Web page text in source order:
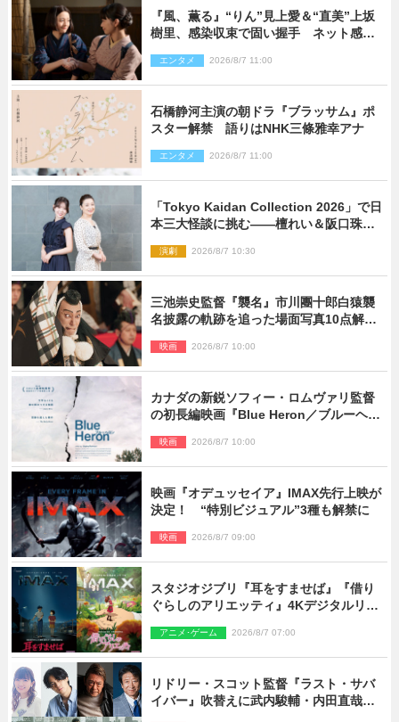
『風、薫る』“りん”見上愛＆“直美”上坂
樹里、感染収束で固い握手 ネット感動
エンタメ 2026/8/7 11:00
石橋静河主演の朝ドラ『ブラッサム』ポ
スター解禁 語りはNHK三條雅幸アナ
エンタメ 2026/8/7 11:00
「Tokyo Kaidan Collection 2026」で日
本三大怪談に挑む――檀れい＆阪口珠美
演劇 2026/8/7 10:30
三池崇史監督『襲名』市川團十郎白猿襲
名披露の軌跡を追った場面写真10点解
映画 2026/8/7 10:00
カナダの新鋭ソフィー・ロムヴァリ監督
の初長編映画『Blue Heron／ブルーヘロ
映画 2026/8/7 10:00
映画『オデュッセイア』IMAX先行上映が
決定！ “特別ビジュアル”3種も解禁に
映画 2026/8/7 09:00
スタジオジブリ『耳をすませば』『借り
ぐらしのアリエッティ』4Kデジタルリマ
アニメ･ゲーム 2026/8/7 07:00
リドリー・スコット監督『ラスト・サバ
イバー』吹替えに武内駿輔・内田直哉・